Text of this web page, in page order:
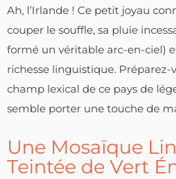
Ah, l’Irlande ! Ce petit joyau
couper le souffle, sa pluie
formé un véritable arc-en-ciel)
richesse linguistique. Préparez-
champ lexical de ce pays de
semble porter une touche de
Une Mosaïque
Teintée de Vert